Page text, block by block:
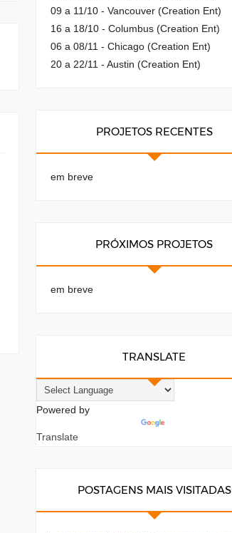
09 a 11/10 - Vancouver (Creation Ent)
16 a 18/10 - Columbus (Creation Ent)
06 a 08/11 - Chicago (Creation Ent)
20 a 22/11 - Austin (Creation Ent)
PROJETOS RECENTES
em breve
PRÓXIMOS PROJETOS
em breve
TRANSLATE
Powered by
Translate
POSTAGENS MAIS VISITADAS